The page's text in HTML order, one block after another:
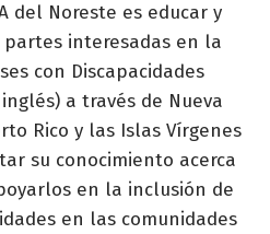
del Noreste es educar y
interesadas en la
con Discapacidades
a través de Nueva
Rico y las Islas Vírgenes
su conocimiento acerca
en la inclusión de
en las comunidades